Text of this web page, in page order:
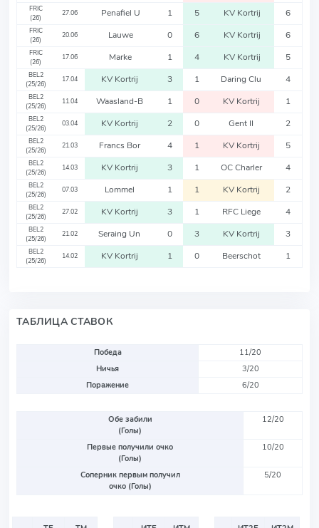
FRIC
(26)
27.06 Penafiel U 1 5 KV Kortrij 6
FRIC
(26)
20.06 Lauwe 0 6 KV Kortrij 6
FRIC
(26)
17.06 Marke 1 4 KV Kortrij 5
BEL2
(25/26)
17.04 KV Kortrij 3 1 Daring Clu 4
BEL2
(25/26)
11.04 Waasland-B 1 0 KV Kortrij 1
BEL2
(25/26)
03.04 KV Kortrij 2 0 Gent II 2
BEL2
(25/26)
21.03 Francs Bor 4 1 KV Kortrij 5
BEL2
(25/26)
14.03 KV Kortrij 3 1 OC Charler 4
BEL2
(25/26)
07.03 Lommel 1 1 KV Kortrij 2
BEL2
(25/26)
27.02 KV Kortrij 3 1 RFC Liege 4
BEL2
(25/26)
21.02 Seraing Un 0 3 KV Kortrij 3
BEL2
(25/26)
14.02 KV Kortrij 1 0 Beerschot 1
ТАБЛИЦА СТАВОК
Победа
11/20
Ничья
3/20
Поражение
6/20
Обе забили
(Голы)
12/20
Первые получили очко
(Голы)
10/20
Соперник первым получил
очко (Голы)
5/20